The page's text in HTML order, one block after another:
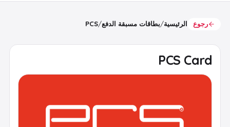
رجوع الرئيسية/بطاقات مسبقة الدفع/
PCS
PCS Card